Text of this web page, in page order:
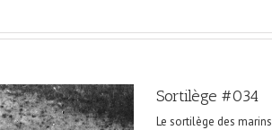
Sortilège #034
Le sortilège des marins